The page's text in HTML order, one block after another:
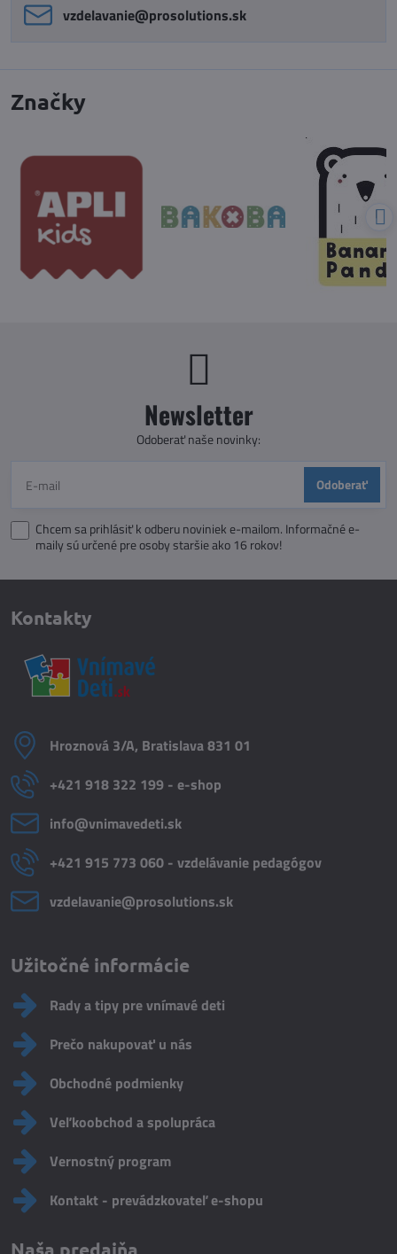
vzdelavanie​@prosolutions​.sk
Značky
Newsletter
Odoberať naše novinky:
Odoberať
Chcem sa prihlásiť k odberu noviniek e-mailom. Informačné e-
maily sú určené pre osoby staršie ako 16 rokov!
Kontakty
Hroznová 3/A, Bratislava 831 01
+421 918 322 199 - e-shop
info​@vnimavedeti​.sk
+421 915 773 060 - vzdelávanie pedagógov
vzdelavanie​@prosolutions​.sk
Užitočné informácie
Rady a tipy pre vnímavé deti
Prečo nakupovať u nás
Obchodné podmienky
Veľkoobchod a spolupráca
Vernostný program
Kontakt - prevádzkovateľ e-shopu